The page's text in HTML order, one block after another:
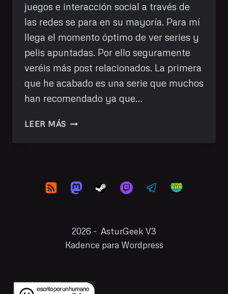
juegos e interacción social a través de
las redes se para en su mayoría. Para mí
llega el momento óptimo de ver series y
pelis apuntadas. Por ello seguramente
veréis más post relacionados. La primera
que he acabado es una serie que muchos
han recomendado ya que…
LEER MÁS HE
2026 - AsturGeek V3
Kadence para Wordpress